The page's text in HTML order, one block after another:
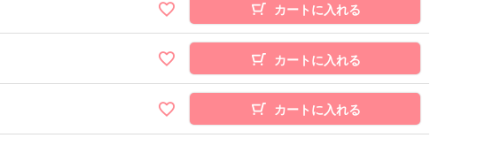
カートに入れる
カートに入れる
カートに入れる